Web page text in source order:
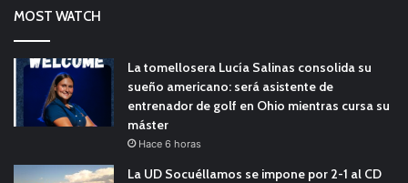
MOST WATCH
La tomellosera Lucía Salinas consolida su
sueño americano: será asistente de
entrenador de golf en Ohio mientras cursa su
máster
Hace 6 horas
La UD Socuéllamos se impone por 2-1 al CD